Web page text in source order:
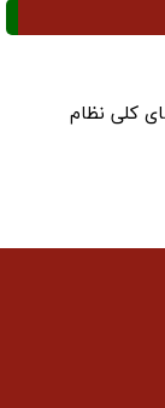
کلی نظام